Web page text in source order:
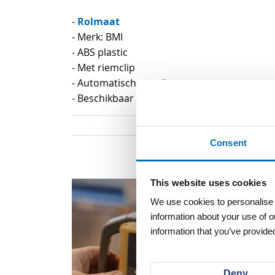
Consent
This website uses cookies
We use cookies to
information about your use of
information that you’ve
van
de
afbeeldingen-
gallerij
- Rolmaat
- Merk: BMI
- ABS plastic
- Met riemclip
- Automatisch oprollen en vastzetten
- Beschikbaar in verschillende lengtes